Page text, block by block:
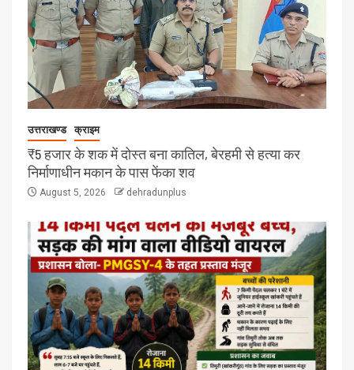
उत्तराखण्ड क्राइम
₹5 हजार के शक में दोस्त बना कातिल, बेरहमी से हत्या कर
निर्माणाधीन मकान के पास फेंका शव
August 5, 2026 dehradunplus